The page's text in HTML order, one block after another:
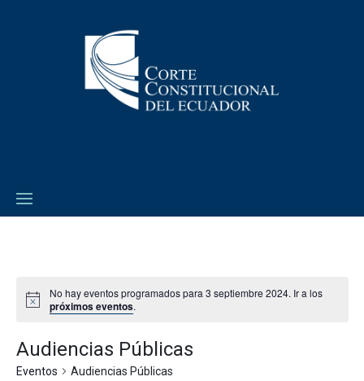
No hay eventos programados para 3 septiembre 2024. Ir a los
próximos eventos.
Audiencias Públicas
Eventos Audiencias Públicas